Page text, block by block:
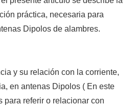
!
práctica, necesaria para
Dipolos de alambres.
y su relación con la corriente,
en antenas Dipolos ( En este
para referir o relacionar con